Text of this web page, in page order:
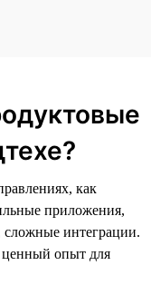
как
приложения,
интеграции.
ценный опыт для